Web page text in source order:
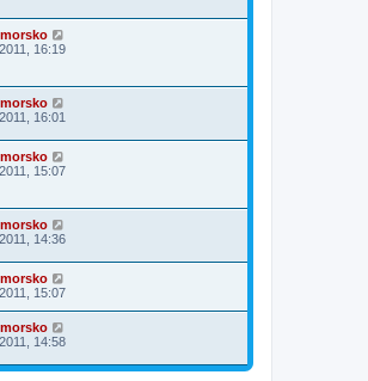
16:19
16:01
15:07
14:36
15:07
14:58